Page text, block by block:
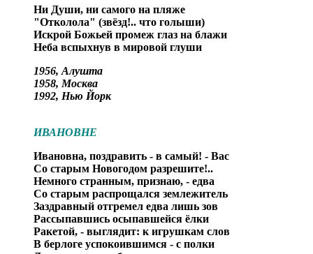
Ни Души, ни самого на пляже
"Отколола" (звёзд!.. что голыши)
Искрой Божьей промеж глаз на блажи
Неба вспыхнув в мировой глуши
1956, Алушта
1958, Москва
1992, Нью Йорк
ИВАНОВНЕ
Ивановна, поздравить - в самый! - Вас
Со старым Новогодом разрешите!..
Немного странным, признаю, - едва
Со старым распрощался землежитель
Заздравный отгремел едва лишь зов
Рассыпавшись осыпавшейся ёлки
Ракетой, - выглядит: к игрушкам слов
В берлоге успокоившимся - с полки